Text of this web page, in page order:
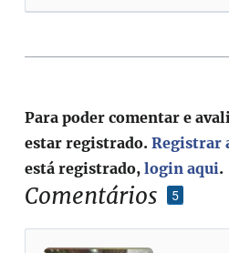
Comentários 5
Para poder comentar e
estar registrado.Registrar
está registrado,login aqui.